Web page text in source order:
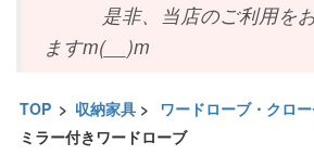
是非、当店のご利用をお
ますm(__)m
TOP > 収納家具 > ワードローブ・クロ
ミラー付きワードローブ